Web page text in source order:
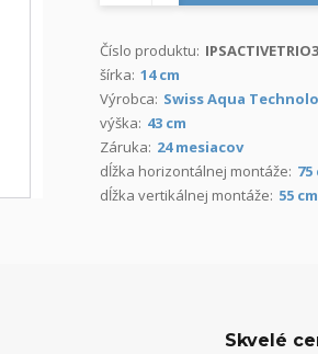
Číslo produktu:
šírka: 14 cm
Výrobca: Swiss Aqua
výška: 43 cm
Záruka: 24 mesiacov
dĺžka horizontálnej montáže: 75
dĺžka vertikálnej montáže: 55 cm
Skvelé